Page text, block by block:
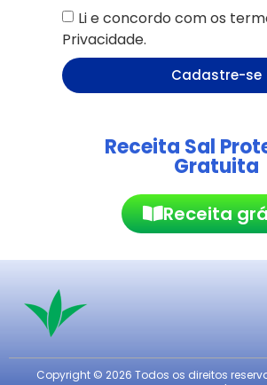
Li e concordo com os
Privacidade.
Cadastre-se
Receita Sal
Gratuita
Receita
Copyright © 2026 Todos os direitos